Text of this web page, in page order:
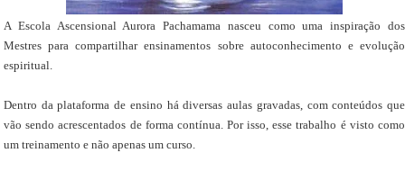
A Escola Ascensional Aurora Pachamama nasceu como uma inspiração dos
Mestres para compartilhar ensinamentos sobre autoconhecimento e evolução
espiritual.
Dentro da plataforma de ensino há diversas aulas gravadas, com conteúdos que
vão sendo acrescentados de forma contínua. Por isso, esse trabalho é visto como
um treinamento e não apenas um curso.